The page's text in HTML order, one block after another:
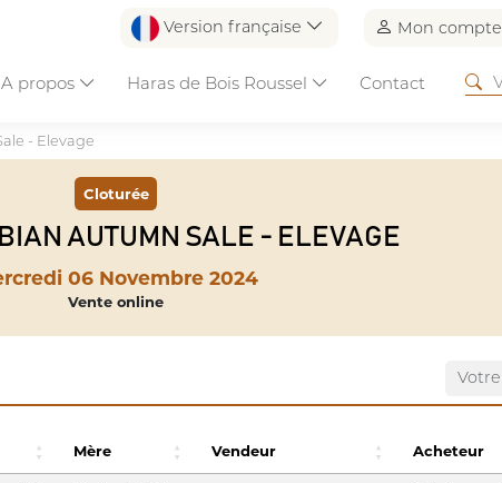
Version française Mon compte
A propos Haras de Bois Roussel Contact
- Elevage
Cloturée
AUTUMN SALE - ELEVAGE
06 Novembre 2024
Vente online
Mère Vendeur Acheteur